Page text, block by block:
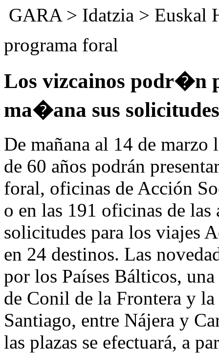
GARA> Idatzia > Euskal
programa foral
Los vizcainos podr�n
ma�ana sus
De mañana al 14 de
de 60 años podrán
foral, oficinas de Acción
o en las 191 oficinas de las
solicitudes para los viajes
en 24 destinos. Las
por los Países Bálticos,
de Conil de la Frontera y
Santiago, entre Nájera y
las plazas se efectuará, a